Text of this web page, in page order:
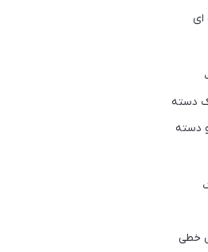
ای
دسته
دسته
خطی